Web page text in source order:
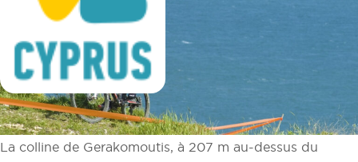
La colline de Gerakomoutis, à 207 m au-dessus du